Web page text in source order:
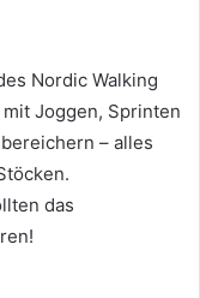
Nordic Walking
Joggen, Sprinten
– alles
das